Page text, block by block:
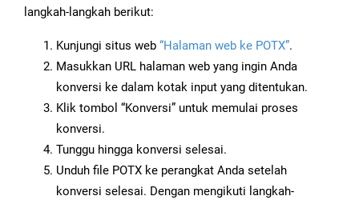
langkah-langkah berikut:
Kunjungi situs web “Halaman web ke POTX”.
Masukkan URL halaman web yang ingin Anda
konversi ke dalam kotak input yang ditentukan.
Klik tombol “Konversi” untuk memulai proses
konversi.
Tunggu hingga konversi selesai.
Unduh file POTX ke perangkat Anda setelah
konversi selesai. Dengan mengikuti langkah-